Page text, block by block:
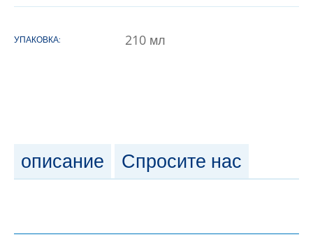
УПАКОВКА: 210 мл
описание Спросите нас